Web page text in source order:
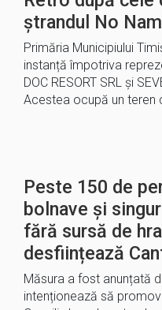
ștrandul No
Primăria Municipiului
instanță împotriva
DOC RESORT SRL și
Acestea ocupă un
Peste 150 de
bolnave și
fără sursă de
desființează
Măsura a fost anunțată
intenționează să